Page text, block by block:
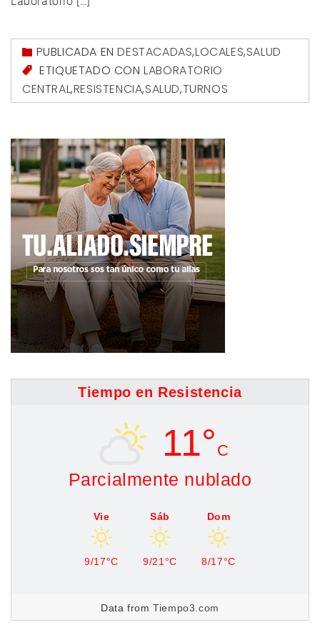
PUBLICADA ENDESTACADAS,LOCALES,SALUD
ETIQUETADO CONLABORATORIO
CENTRAL,RESISTENCIA,SALUD,TURNOS
Tiempo en Resistencia
11° C
Parcialmente nublado
Vie
9/17°C
Sáb
9/21°C
Dom
8/17°C
Data fromTiempo3.com